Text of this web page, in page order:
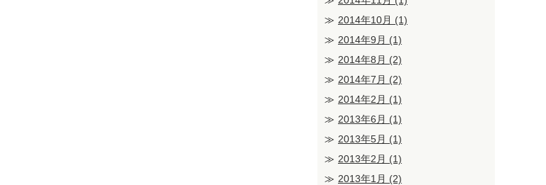
2014年10月 (1)
2014年9月 (1)
2014年8月 (2)
2014年7月 (2)
2014年2月 (1)
2013年6月 (1)
2013年5月 (1)
2013年2月 (1)
2013年1月 (2)